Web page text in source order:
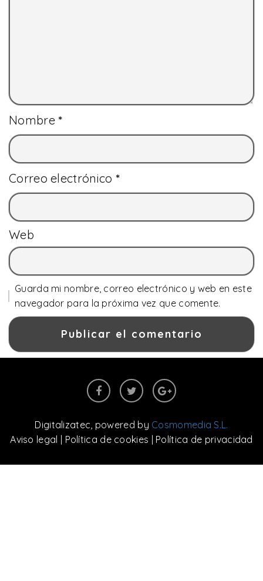
Nombre*
Correo electrónico *
Web
Guarda mi nombre, correo electrónico y web en este
navegador para la próxima vez que comente.
Digitalizatec , powered by Cosmomedia S.L.
Aviso legal | Política de cookies | Política de privacidad